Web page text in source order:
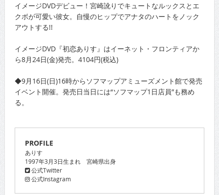
イメージDVDデビュー！宮崎訛りでキュートなルックスとエ
クボが可愛い彼女。自慢のヒップでアナタのハートをノック
アウトする!!
イメージDVD『初恋ありす』はイーネット・フロンティアか
ら8月24日(金)発売。4104円(税込)
◆9月16日(日)16時からソフマップアミューズメント館で発売
イベント開催。発売日当日には“ソフマップ1日店員”も務め
る。
PROFILE
ありす
1997年3月3日生まれ 宮崎県出身
公式Twitter
公式Instagram